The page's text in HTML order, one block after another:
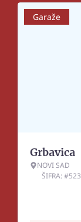
Garaže
Grbavica
NOVI SAD
ŠIFRA: